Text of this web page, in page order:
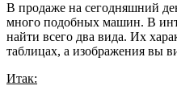
В продаже на сегодняшний
много подобных машин. В
найти всего два вида. Их
таблицах, а изображения вы
Итак: